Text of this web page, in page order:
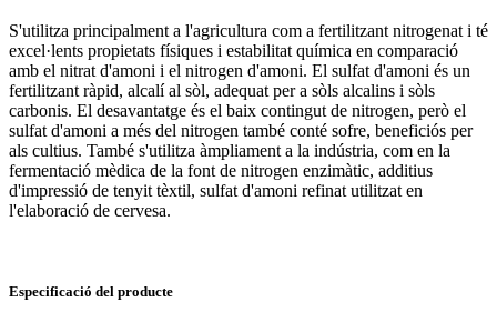
S'utilitza principalment a l'agricultura com a fertilitzant nitrogenat i té
excel·lents propietats físiques i estabilitat química en comparació
amb el nitrat d'amoni i el nitrogen d'amoni. El sulfat d'amoni és un
fertilitzant ràpid, alcalí al sòl, adequat per a sòls alcalins i sòls
carbonis. El desavantatge és el baix contingut de nitrogen, però el
sulfat d'amoni a més del nitrogen també conté sofre, beneficiós per
als cultius. També s'utilitza àmpliament a la indústria, com en la
fermentació mèdica de la font de nitrogen enzimàtic, additius
d'impressió de tenyit tèxtil, sulfat d'amoni refinat utilitzat en
l'elaboració de cervesa.
Especificació del producte